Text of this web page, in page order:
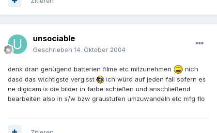
unsociable
Geschrieben 14. Oktober 2004
denk dran genügend batterien filme etc mitzunehmen
nich
dasd das wichtigste vergisst
ich würd auf jeden fall sofern es
ne digicam is die bilder in farbe schießen und anschließend
bearbeiten also in s/w bzw graustufen umzuwandeln etc mfg flo